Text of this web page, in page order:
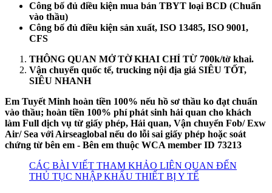
Công bố đủ điều kiện mua bán TBYT loại BCD (Chuẩn
vào thầu)
Công bố đủ điều kiện sản xuất, ISO 13485, ISO 9001,
CFS
THÔNG QUAN MỞ TỜ KHAI CHỈ TỪ 700k/tờ khai.
Vận chuyển quốc tế, trucking nội địa giá SIÊU TỐT,
SIÊU NHANH
Em Tuyết Minh hoàn tiền 100% nếu hồ sơ thầu ko đạt chuẩn
vào thầu; hoàn tiền 100% phí phát sinh hải quan cho khách
làm Full dịch vụ từ giấy phép, Hải quan, Vận chuyển Fob/ Exw
Air/ Sea với Airseaglobal nếu do lỗi sai giấy phép hoặc soát
chứng từ bên em - Bên em thuộc WCA member ID 73213
CÁC BÀI VIẾT THAM KHẢO LIÊN QUAN ĐẾN
THỦ TỤC NHẬP KHẨU THIẾT BỊ Y TẾ